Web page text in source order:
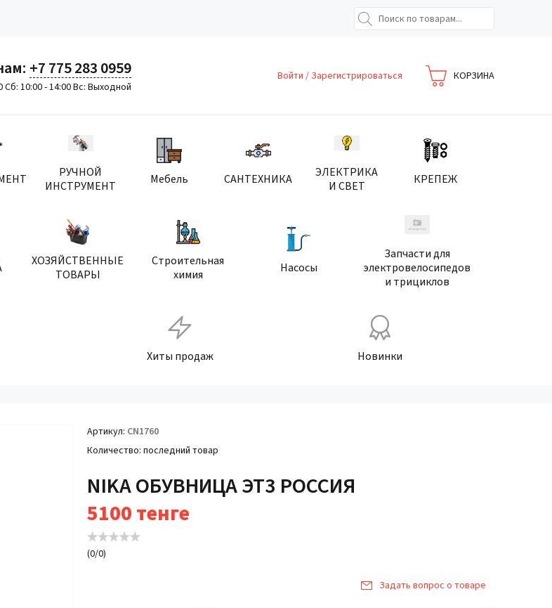
+7 775 283 0959
Сб: 10:00 - 14:00 Вс: Выходной
Войти / Зарегистрироваться КОРЗИНА
РУЧНОЙ
ИНСТРУМЕНТ
Мебель САНТЕХНИКА
ЭЛЕКТРИКА
И СВЕТ
КРЕПЕЖ
ХОЗЯЙСТВЕННЫЕ
ТОВАРЫ
Строительная
химия
Насосы
Запчасти для
электровелосипедов
и трициклов
Хиты продаж Новинки
Артикул CN1760
Количество последний товар
NIKA ОБУВНИЦА ЭТ3 РОССИЯ
5100тенге
(0/0)
Задать вопрос о товаре